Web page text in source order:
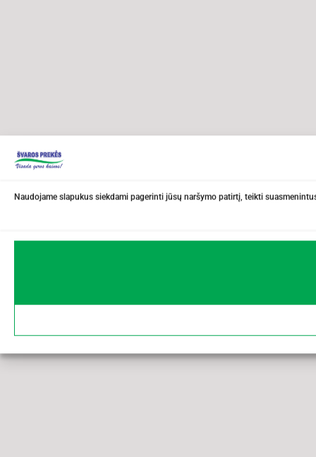
Naudojame slapukus siekdami pagerinti jūsų naršymo patirtį, teikti